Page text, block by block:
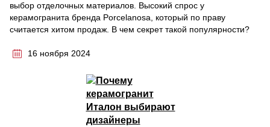
выбор отделочных материалов. Высокий спрос у
керамогранита бренда Porcelanosa, который по праву
считается хитом продаж. В чем секрет такой популярности?
16 ноября 2024